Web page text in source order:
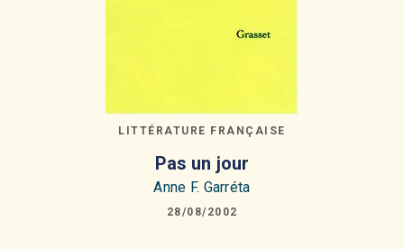
LITTÉRATURE FRANÇAISE
Pas un jour
Anne F. Garréta
28/08/2002